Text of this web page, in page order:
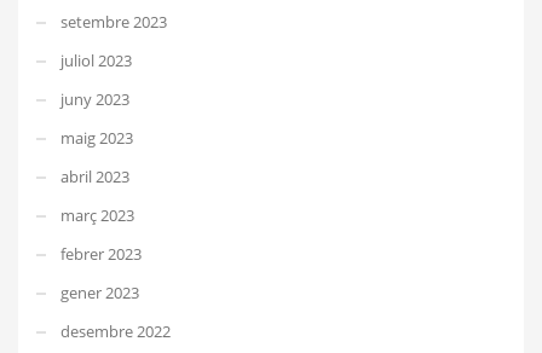
setembre 2023
juliol 2023
juny 2023
maig 2023
abril 2023
març 2023
febrer 2023
gener 2023
desembre 2022